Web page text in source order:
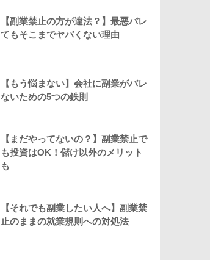
【副業禁止の方が違法？】最悪バレ
てもそこまでヤバくない理由
【もう悩まない】会社に副業がバレ
ないための5つの鉄則
【まだやってないの？】副業禁止で
も投資はOK！儲け以外のメリット
も
【それでも副業したい人へ】副業禁
止のままの就業規則への対処法